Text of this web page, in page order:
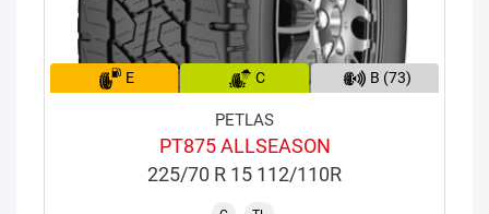
E C B (73)
PETLAS
PT875 ALLSEASON
225/70 R 15 112/110R